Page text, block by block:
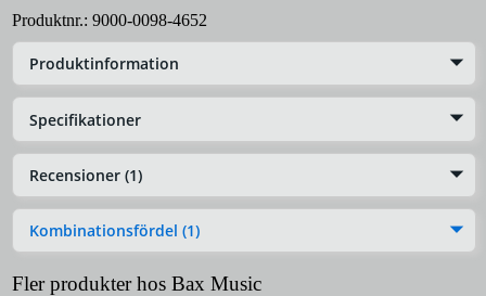
Produktnr.: 9000-0098-4652
Produktinformation
Specifikationer
Recensioner (1)
Kombinationsfördel (1)
Fler produkter hos Bax Music